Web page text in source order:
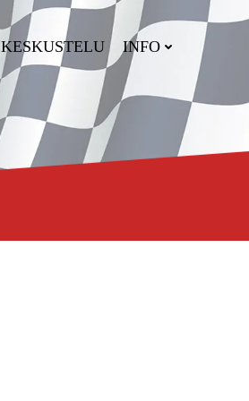
KESKUSTELU INFO